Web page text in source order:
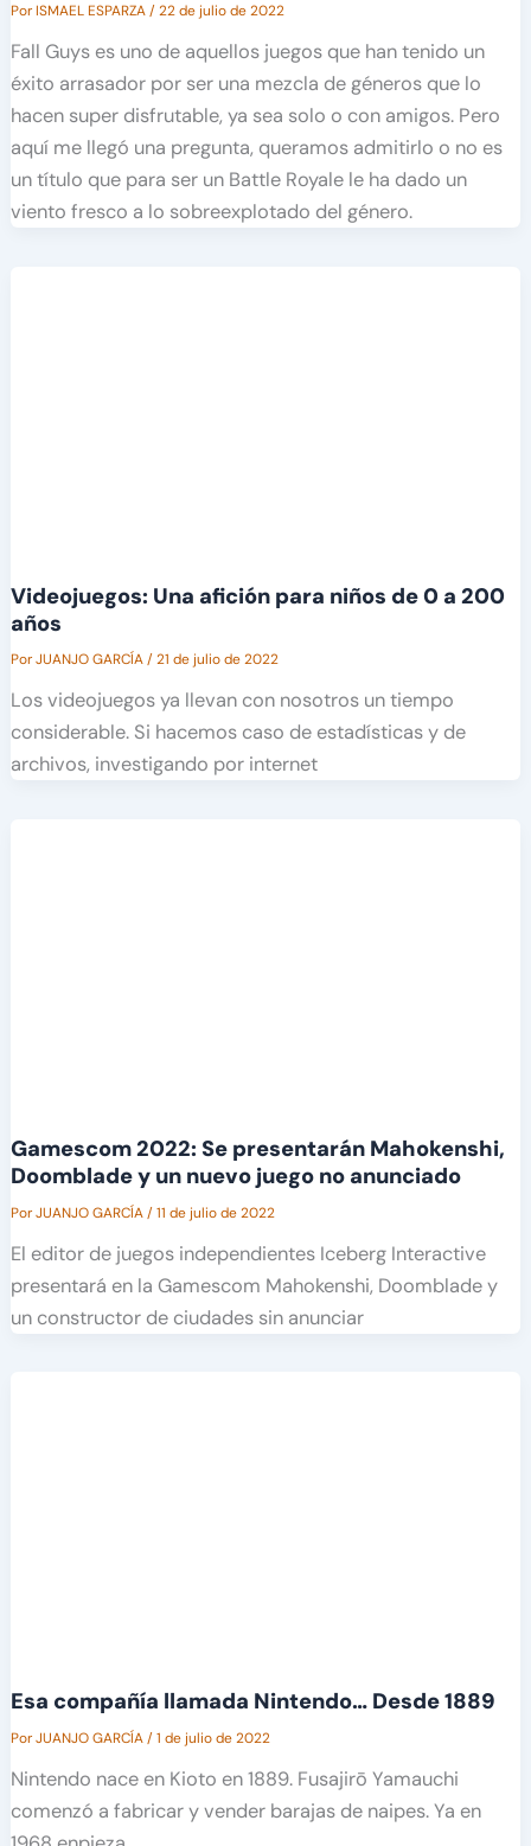
PorISMAEL ESPARZA/22 de julio de 2022
Fall Guys es uno de aquellos juegos que han tenido un
éxito arrasador por ser una mezcla de géneros que lo
hacen super disfrutable, ya sea solo o con amigos. Pero
aquí me llegó una pregunta, queramos admitirlo o no es
un título que para ser un Battle Royale le ha dado un
viento fresco a lo sobreexplotado del género.
Videojuegos: Una afición para niños de 0 a 200
años
PorJUANJO GARCÍA/21 de julio de 2022
Los videojuegos ya llevan con nosotros un tiempo
considerable. Si hacemos caso de estadísticas y de
archivos, investigando por internet
Gamescom 2022: Se presentarán Mahokenshi,
Doomblade y un nuevo juego no anunciado
PorJUANJO GARCÍA/11 de julio de 2022
El editor de juegos independientes Iceberg Interactive
presentará en la Gamescom Mahokenshi, Doomblade y
un constructor de ciudades sin anunciar
Esa compañía llamada Nintendo… Desde 1889
PorJUANJO GARCÍA/1 de julio de 2022
Nintendo nace en Kioto en 1889. Fusajirō Yamauchi
comenzó a fabricar y vender barajas de naipes. Ya en